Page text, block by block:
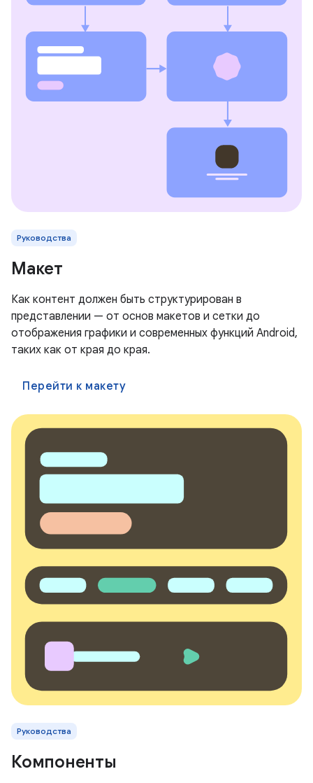
Руководства
Макет
Как контент должен быть структурирован в
представлении — от основ макетов и сетки до
отображения графики и современных функций Android,
таких как от края до края.
Перейти к макету
Руководства
Компоненты